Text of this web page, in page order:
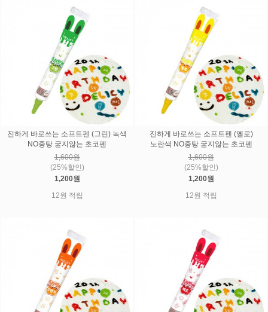
진하게 바로쓰는 소프트펜 (그린) 녹색
NO중탕 굳지않는 초코펜
1,600원
(25%할인)
1,200원
12원 적립
진하게 바로쓰는 소프트펜 (옐로)
노란색 NO중탕 굳지않는 초코펜
1,600원
(25%할인)
1,200원
12원 적립